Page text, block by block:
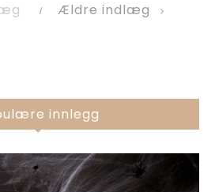
Ældre indlæg
innlegg